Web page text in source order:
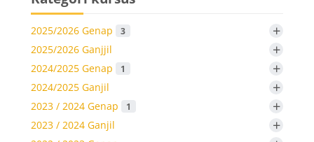
2025/2026 Genap 3 +
2025/2026 Ganjjil +
2024/2025 Genap 1 +
2024/2025 Ganjil +
2023 / 2024 Genap 1 +
2023 / 2024 Ganjil +